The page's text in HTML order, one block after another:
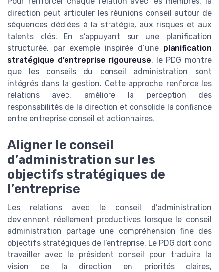
direction peut articuler les réunions conseil autour de
séquences dédiées à la stratégie, aux risques et aux
talents clés. En s’appuyant sur une planification
structurée, par exemple inspirée d’une planification
stratégique d’entreprise rigoureuse, le PDG montre
que les conseils du conseil administration sont
intégrés dans la gestion. Cette approche renforce les
relations avec, améliore la perception des
responsabilités de la direction et consolide la confiance
entre entreprise conseil et actionnaires.
Aligner le conseil
d’administration sur les
objectifs stratégiques de
l’entreprise
Les relations avec le conseil d’administration
deviennent réellement productives lorsque le conseil
administration partage une compréhension fine des
objectifs stratégiques de l’entreprise. Le PDG doit donc
travailler avec le président conseil pour traduire la
vision de la direction en priorités claires,